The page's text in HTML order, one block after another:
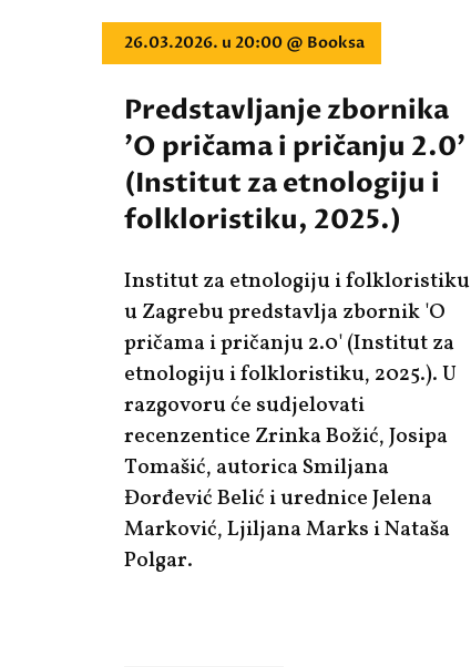
26.03.2026. u 20:00 @ Booksa
Predstavljanje zbornika
'O pričama i pričanju 2.0'
(Institut za etnologiju i
folkloristiku, 2025.)
Institut za etnologiju i folkloristiku
u Zagrebu predstavlja zbornik 'O
pričama i pričanju 2.0' (Institut za
etnologiju i folkloristiku, 2025.). U
razgovoru će sudjelovati
recenzentice Zrinka Božić, Josipa
Tomašić, autorica Smiljana
Đorđević Belić i urednice Jelena
Marković, Ljiljana Marks i Nataša
Polgar.